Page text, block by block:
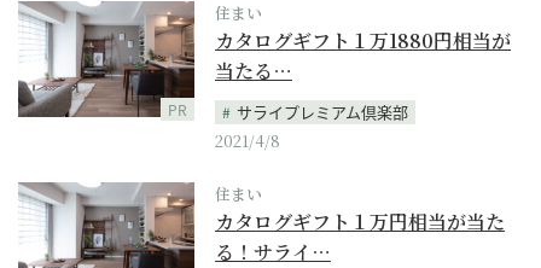
PR
住まい
カタログギフト１万1880円相当が
当たる…
サライプレミアム倶楽部
2021/4/8
住まい
カタログギフト１万円相当が当た
る！サライ…